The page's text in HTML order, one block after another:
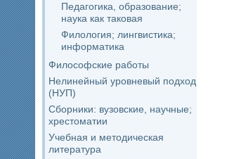
Педагогика, образование;
наука как таковая
Филология; лингвистика;
информатика
Философские работы
Нелинейный уровневый подход
(НУП)
Сборники: вузовские, научные;
хрестоматии
Учебная и методическая
литература